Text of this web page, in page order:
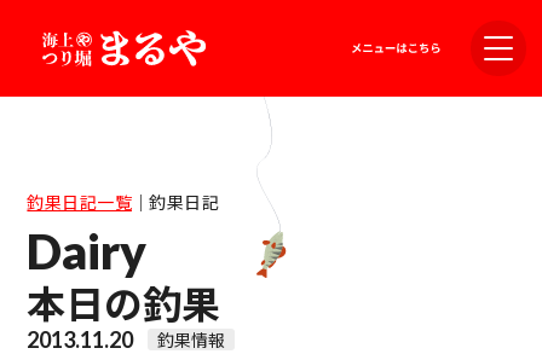
釣果日記一覧｜釣果日記
Dairy
本日の釣果
2013.11.20 釣果情報